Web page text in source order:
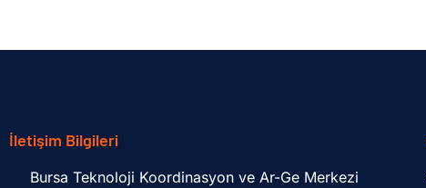
İletişim Bilgileri
Bursa Teknoloji Koordinasyon ve Ar-Ge Merkezi